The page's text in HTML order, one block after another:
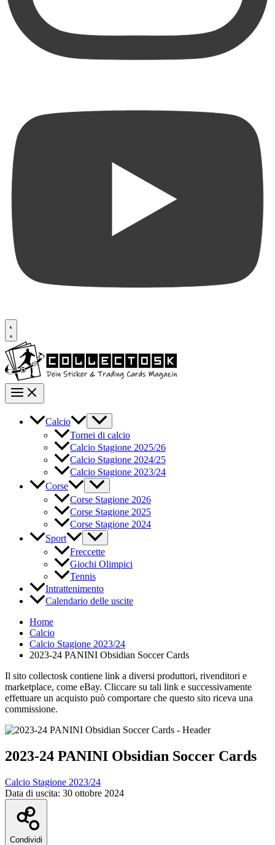
Calcio
Tornei di calcio
Calcio Stagione 2025/26
Calcio Stagione 2024/25
Calcio Stagione 2023/24
Corse
Corse Stagione 2026
Corse Stagione 2025
Corse Stagione 2024
Sport
Freccette
Giochi Olimpici
Tennis
Intrattenimento
Calendario delle uscite
Home
Calcio
Calcio Stagione 2023/24
2023-24 PANINI Obsidian Soccer Cards
Il sito collectosk contiene link a diversi produttori, rivenditori e
marketplace, come eBay. Cliccare su tali link e successivamente
effettuare un acquisto può comportare che questo sito riceva una
commissione.
2023-24 PANINI Obsidian Soccer Cards
Calcio Stagione 2023/24
Data di uscita: 30 ottobre 2024
Condividi